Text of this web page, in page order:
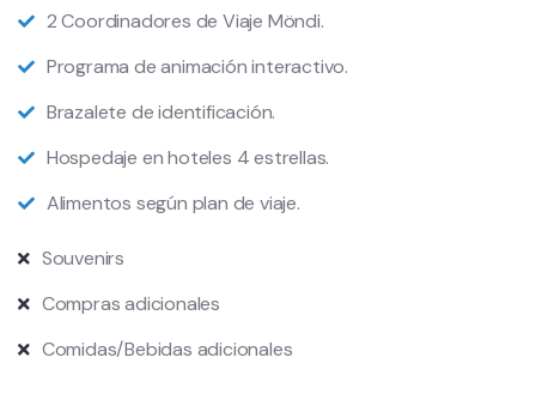
2 Coordinadores de Viaje Möndi.
Programa de animación interactivo.
Brazalete de identificación.
Hospedaje en hoteles 4 estrellas.
Alimentos según plan de viaje.
Souvenirs
Compras adicionales
Comidas/Bebidas adicionales